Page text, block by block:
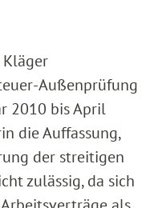
Außenprüfung
2010 bis April
die Auffassung,
der streitigen
zulässig, da sich